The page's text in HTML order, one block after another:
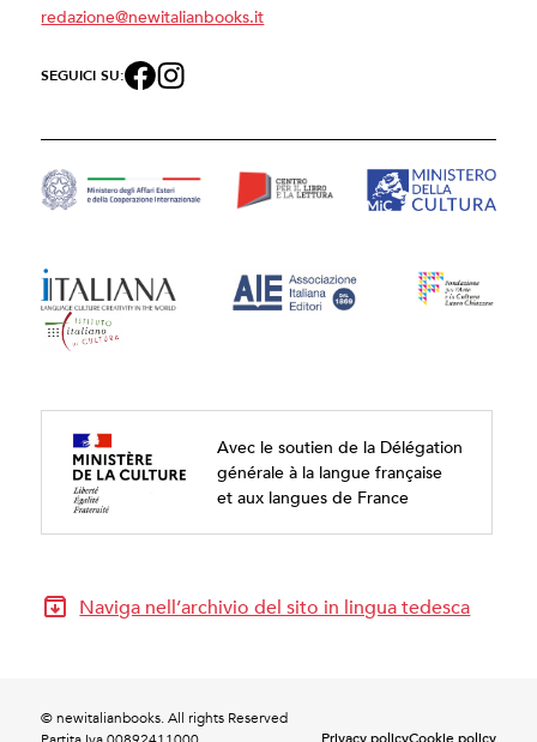
redazione@newitalianbooks.it
SEGUICI SU:
Avec le soutien de la Délégation
générale à la langue française
et aux langues de France
Naviga nell’archivio del sito in lingua tedesca
© newitalianbooks. All rights Reserved
Privacy policyCookie policy